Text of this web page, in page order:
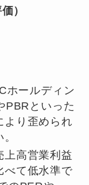
）
ホールディン
PBRといった
より歪められ
上高営業利益
べて低水準で